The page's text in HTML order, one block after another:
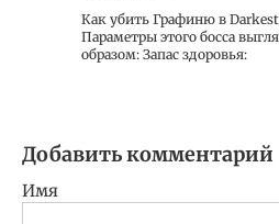
Как убить Графиню в
Параметры этого босса
образом: Запас здоровья:
Добавить комментарий
Имя